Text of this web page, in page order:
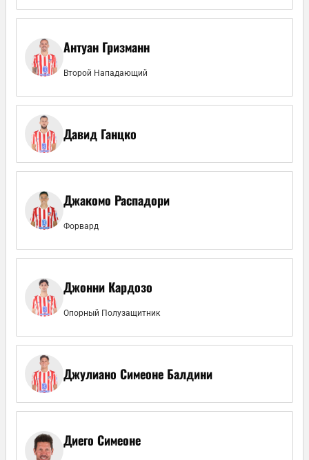
Антуан Гризманн
Второй Нападающий
Давид Ганцко
Джакомо Распадори
Форвард
Джонни Кардозо
Опорный Полузащитник
Джулиано Симеоне Балдини
Диего Симеоне